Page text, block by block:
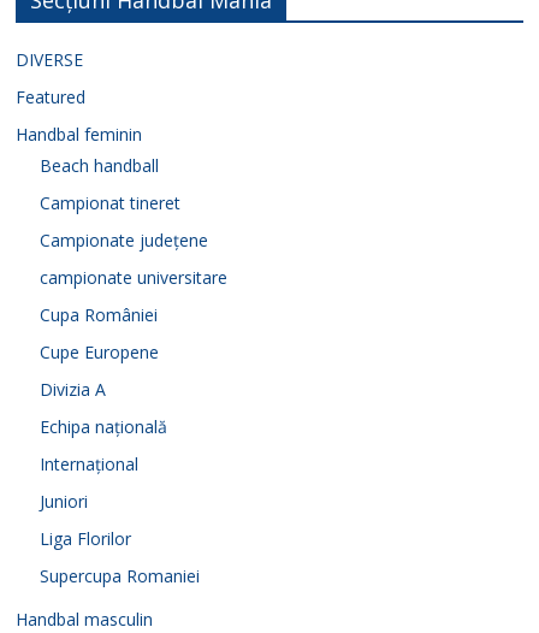
DIVERSE
Featured
Handbal feminin
Beach handball
Campionat tineret
Campionate județene
campionate universitare
Cupa României
Cupe Europene
Divizia A
Echipa națională
Internațional
Juniori
Liga Florilor
Supercupa Romaniei
Handbal masculin